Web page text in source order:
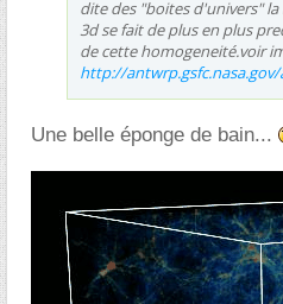
dite des "boites d'univers"
3d se fait de plus en plus
de cette homogeneité.voir
http://antwrp.gsfc.nasa.gov/
Une belle éponge de bain...